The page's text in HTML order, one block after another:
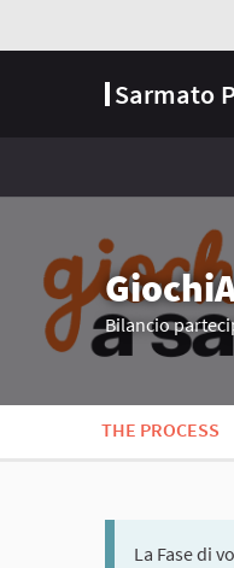
Sarmato
Bilancio
THE PROCESS
La Fase di